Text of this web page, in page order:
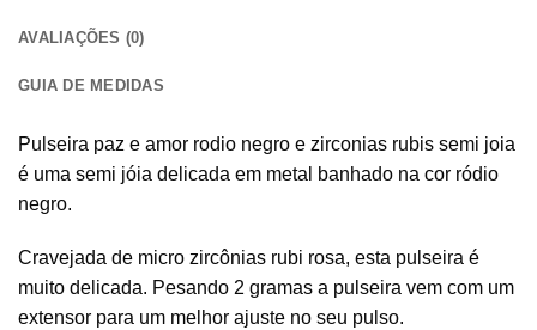
AVALIAÇÕES (0)
GUIA DE MEDIDAS
Pulseira paz e amor rodio negro e zirconias rubis semi joia
é uma semi jóia delicada em metal banhado na cor ródio
negro.
Cravejada de micro zircônias rubi rosa, esta pulseira é
muito delicada. Pesando 2 gramas a pulseira vem com um
extensor para um melhor ajuste no seu pulso.